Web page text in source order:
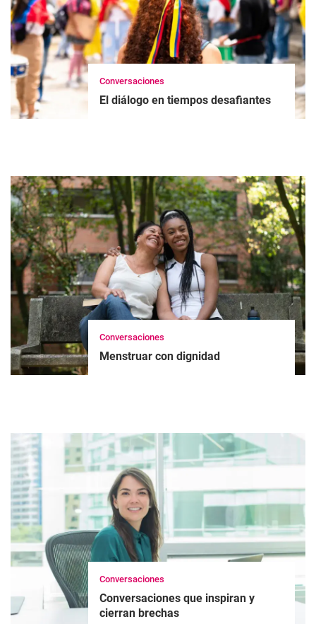
Conversaciones
El diálogo en tiempos desafiantes
Conversaciones
Menstruar con dignidad
Conversaciones
Conversaciones que inspiran y
cierran brechas